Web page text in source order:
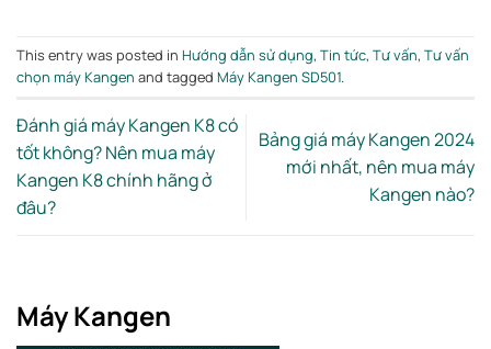
This entry was posted in Hướng dẫn sử dụng, Tin tức, Tư vấn, Tư vấn
chọn máy Kangen and tagged Máy Kangen SD501.
Đánh giá máy Kangen K8 có
tốt không? Nên mua máy
Kangen K8 chính hãng ở
đâu?
Bảng giá máy Kangen 2024
mới nhất, nên mua máy
Kangen nào?
Máy Kangen